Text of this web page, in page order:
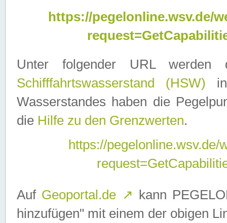
https://pegelonline.wsv.de/
Unter folgender URL
Schifffahrtswasserstand (HSW)
Wasserstandes haben die
die Hilfe zu den Grenzwerten.
https://
Auf Geoportal.de ↗ kann
hinzufügen" mit einem der obigen